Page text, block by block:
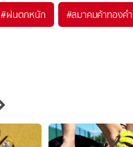
#ฝนตกหนัก #สมาคมค้าทองคำ